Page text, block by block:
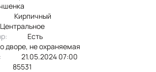
Кирпичный
центральное
Есть
во дворе, не охраняемая
21.05.2024 07:00
85531